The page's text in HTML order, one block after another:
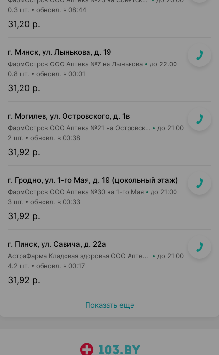
31,20 р.
0.3 шт. обновл. в 08:44
г. Минск, ул. Лынькова, д. 19
ФармОстров ООО Аптека №7 на Лынькова до 22:00
31,20 р.
0.8 шт. обновл. в 00:01
г. Могилев, ул. Островского, д. 1в
ФармОстров ООО Аптека №21 на Островского до 21:00
31,92 р.
2 шт. обновл. в 00:38
г. Гродно, ул. 1-го Мая, д. 19 (цокольный этаж)
ФармОстров ООО Аптека №30 на 1-го Мая до 21:00
31,92 р.
3 шт. обновл. в 00:33
г. Пинск, ул. Савича, д. 22а
АстраФарма Кладовая здоровья ООО Аптека №5 до 21:00
31,92 р.
4.2 шт. обновл. в 00:17
Показать еще